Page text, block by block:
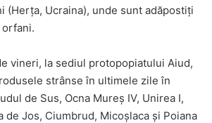
(Herța, Ucraina), unde sunt adăpostiți
vineri, la sediul protopopiatului Aiud,
strânse în ultimele zile în
de Sus, Ocna Mureș IV, Unirea I,
de Jos, Ciumbrud, Micoșlaca și Poiana